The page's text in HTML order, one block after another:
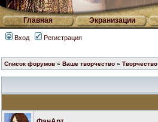
Главная Экранизации
Вход Регистрация
Список форумов » Ваше творчество » Творчество